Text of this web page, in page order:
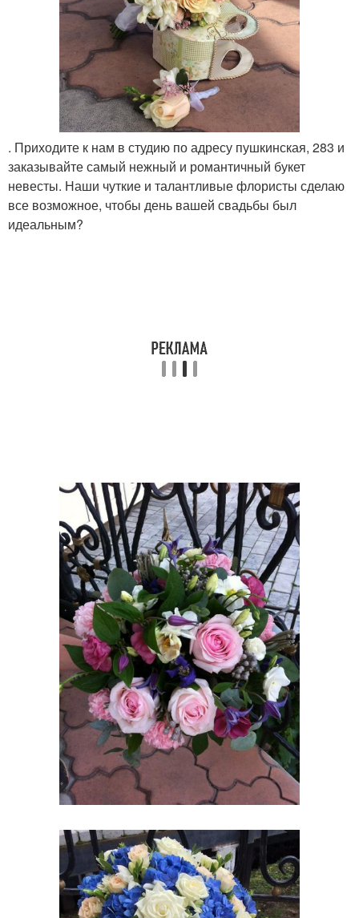
. Приходите к нам в студию по адресу пушкинская, 283 и
заказывайте самый нежный и романтичный букет
невесты. Наши чуткие и талантливые флористы сделаю
все возможное, чтобы день вашей свадьбы был
идеальным?